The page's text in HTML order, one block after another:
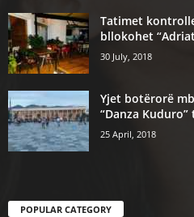
Tatimet
bllokohet
30 July, 2018
Yjet botërorë
“Danza Kuduro”
25 April, 2018
POPULAR CATEGORY